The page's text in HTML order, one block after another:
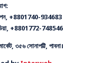
+8801740-934683
+8801772-748546
৩৫৬ সোনাপট্টি, পাবনা।